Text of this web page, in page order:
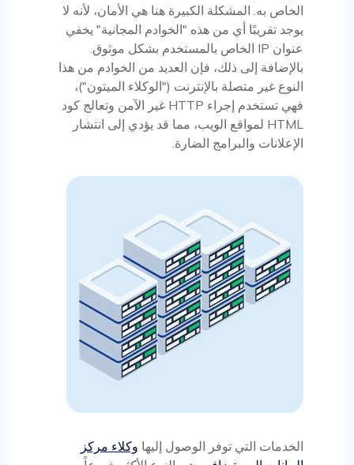
الخاص به. المشكلة الكبيرة هنا هي الأمان، لأنه لا
يوجد تقريبًا أي من هذه "الخوادم المجانية" يخفي
عنوان IP الخاص بالمستخدم بشكل موثوق.
بالإضافة إلى ذلك، فإن العديد من الخوادم من هذا
النوع غير متصلة بالإنترنت ("الوكلاء الميتون")،
فهي تستخدم إجراء HTTP غير الآمن وتعالج كود
HTML لمواقع الويب، مما قد يؤدي إلى انتشار
الإعلانات والبرامج الضارة.
الخدمات التي توفر الوصول إليها وكلاء مركز